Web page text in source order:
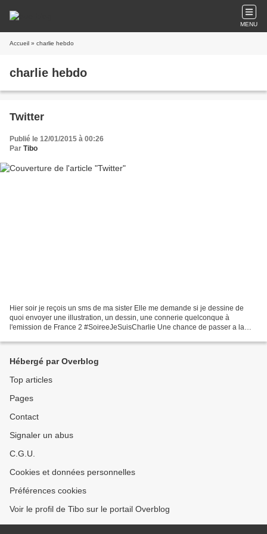
MENU
Accueil » charlie hebdo
charlie hebdo
Twitter
Publié le 12/01/2015 à 00:26
Par Tibo
Hier soir je reçois un sms de ma sister Elle me demande si je dessine de
quoi envoyer une illustration, un dessin, une connerie quelconque à
l'emission de France 2 #SoireeJeSuisCharlie Une chance de passer a la
Hébergé par Overblog
Top articles
Pages
Contact
Signaler un abus
C.G.U.
Cookies et données personnelles
Préférences cookies
Voir le profil de Tibo sur le portail Overblog